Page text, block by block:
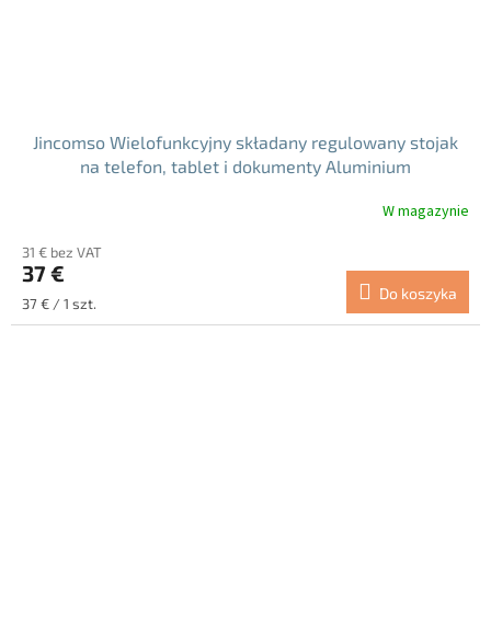
Jincomso Wielofunkcyjny składany regulowany stojak
na telefon, tablet i dokumenty Aluminium
produktu
wynosi
5.0
W magazynie
31 € bez VAT
37 €
Cena
jednostkowa:
37 € / 1 szt.
Do koszyka